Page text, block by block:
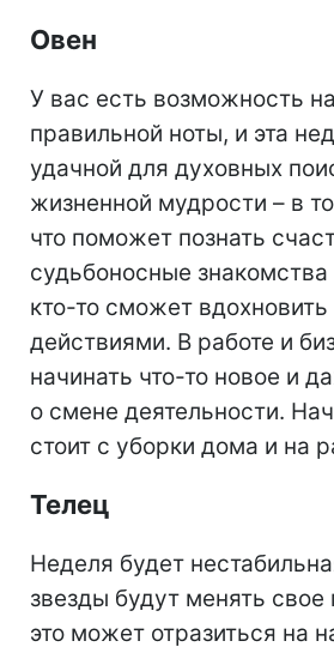
Овен
У вас есть возможность
правильной ноты, и эта
удачной для духовных
жизненной мудрости – в
что поможет познать
судьбоносные знакомства
кто-то сможет
действиями. В работе и
начинать что-то новое и
о смене деятельности.
стоит с уборки дома и на
Телец
Неделя будет
звезды будут менять
это может отразиться на